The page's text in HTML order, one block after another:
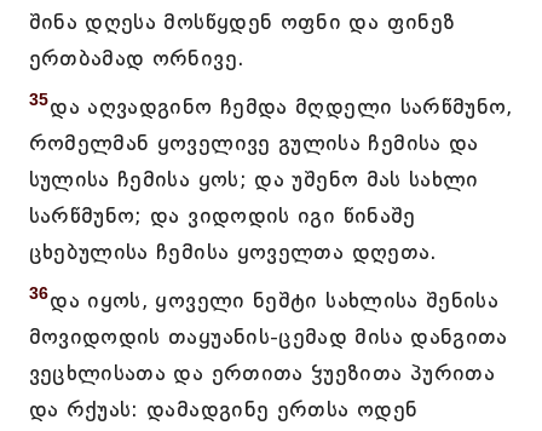
შინა დღესა მოსწყდენ ოფნი და ფინეზ
ერთბამად ორნივე.
35და აღვადგინო ჩემდა მღდელი სარწმუნო,
რომელმან ყოველივე გულისა ჩემისა და
სულისა ჩემისა ყოს; და უშენო მას სახლი
სარწმუნო; და ვიდოდის იგი წინაშე
ცხებულისა ჩემისა ყოველთა დღეთა.
36და იყოს, ყოველი ნეშტი სახლისა შენისა
მოვიდოდის თაყუანის-ცემად მისა დანგითა
ვეცხლისათა და ერთითა ჴუეზითა პურითა
და რქუას: დამადგინე ერთსა ოდენ